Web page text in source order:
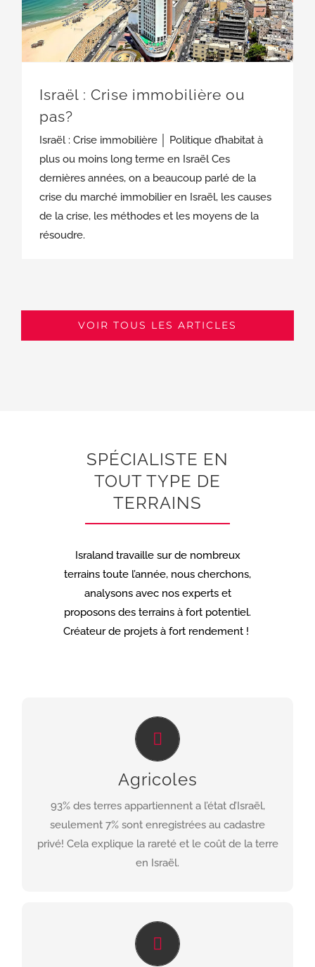
Israël : Crise immobilière ou
pas?
Israël : Crise immobilière │ Politique d’habitat à
plus ou moins long terme en Israël Ces
dernières années, on a beaucoup parlé de la
crise du marché immobilier en Israël, les causes
de la crise, les méthodes et les moyens de la
résoudre.
VOIR TOUS LES ARTICLES
SPÉCIALISTE EN
TOUT TYPE DE
TERRAINS
Israland travaille sur de nombreux
terrains toute l’année, nous cherchons,
analysons avec nos experts et
proposons des terrains à fort potentiel.
Créateur de projets à fort rendement !
Agricoles
93% des terres appartiennent a l’état d’Israël,
seulement 7% sont enregistrées au cadastre
privé! Cela explique la rareté et le coût de la terre
en Israël.
Le travail d’Israland est de sélectionner les
terrains ayant le meilleur potentiel de
construction, de rendement locatif ou de projet
agricole.
DECOUVRIR
Le jour ou votre terrain devient constructible,